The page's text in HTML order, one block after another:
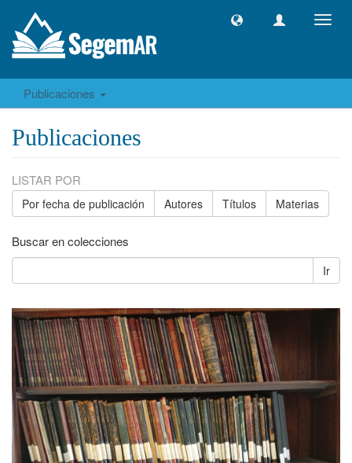
Publicaciones
Publicaciones
LISTAR POR
Por fecha de publicación Autores Títulos Materias
Buscar en colecciones
Ir